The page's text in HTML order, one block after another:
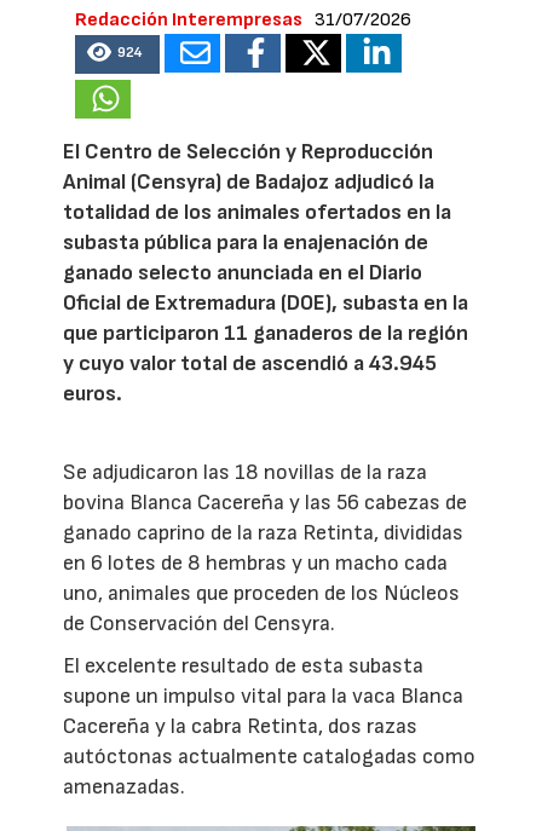
Redacción Interempresas 31/07/2026
924
El Centro de Selección y Reproducción
Animal (Censyra) de Badajoz adjudicó la
totalidad de los animales ofertados en la
subasta pública para la enajenación de
ganado selecto anunciada en el Diario
Oficial de Extremadura (DOE), subasta en la
que participaron 11 ganaderos de la región
y cuyo valor total de ascendió a 43.945
euros.
Se adjudicaron las 18 novillas de la raza
bovina Blanca Cacereña y las 56 cabezas de
ganado caprino de la raza Retinta, divididas
en 6 lotes de 8 hembras y un macho cada
uno, animales que proceden de los Núcleos
de Conservación del Censyra.
El excelente resultado de esta subasta
supone un impulso vital para la vaca Blanca
Cacereña y la cabra Retinta, dos razas
autóctonas actualmente catalogadas como
amenazadas.